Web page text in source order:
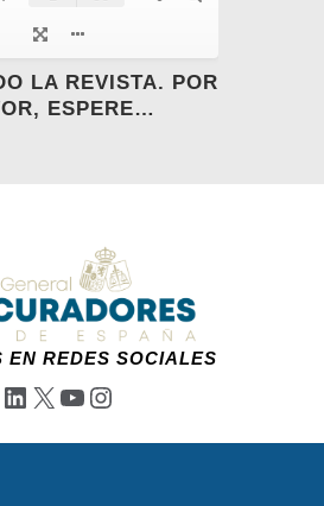
LA REVISTA. POR
ESPERE…
EN REDES SOCIALES
LinkedIn
X YouTube
Instagram